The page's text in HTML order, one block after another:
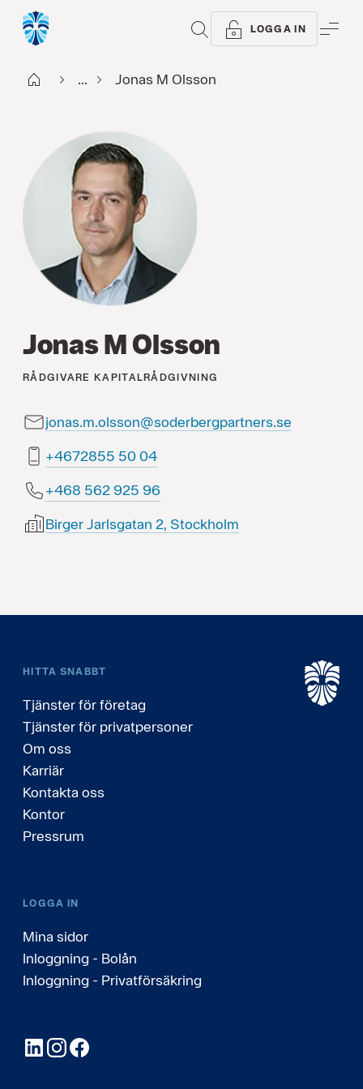
SÖK LOGGA IN
Start ... Jonas M Olsson
Jonas M Olsson
RÅDGIVARE KAPITALRÅDGIVNING
jonas.m.olsson@soderbergpartners.se
40 05 5582764+
69 529 265 864+
Birger Jarlsgatan 2, Stockholm
HITTA SNABBT
Tjänster för företag
Tjänster för privatpersoner
Om oss
Karriär
Kontakta oss
Kontor
Pressrum
LOGGA IN
Mina sidor
Inloggning - Bolån
Inloggning - Privatförsäkring
LinkedInInstagram